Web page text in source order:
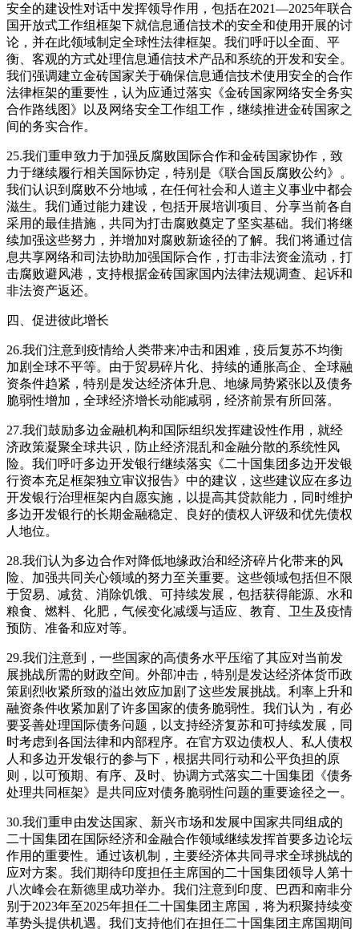
安全的建设性对话中发挥领导作用，包括在2021—2025年联合
国开放式工作组框架下就信息通信技术的安全和使用开展的讨
论，并在此领域制定全球性法律框架。我们呼吁以全面、平
衡、客观的方式处理信息通信技术产品和系统的开发和安全。
我们强调建立金砖国家关于确保信息通信技术使用安全的合作
法律框架的重要性，认为应通过落实《金砖国家网络安全务实
合作路线图》以及网络安全工作组工作，继续推进金砖国家之
间的务实合作。
25.我们重申致力于加强反腐败国际合作和金砖国家协作，致
力于继续履行相关国际协定，特别是《联合国反腐败公约》。
我们认识到腐败不分地域，在任何社会和人道主义事业中都会
滋生。我们通过能力建设，包括开展培训项目、分享当前各自
采用的最佳措施，共同为打击腐败奠定了坚实基础。我们将继
续加强这些努力，并增加对腐败新途径的了解。我们将通过信
息共享网络和司法协助加强国际合作，打击非法资金流动，打
击腐败避风港，支持根据金砖国家国内法律法规调查、起诉和
非法资产返还。
四、促进彼此增长
26.我们注意到疫情给人类带来冲击和困难，疫后复苏不均衡
加剧全球不平等。由于贸易碎片化、持续的通胀高企、全球融
资条件趋紧，特别是发达经济体升息、地缘局势紧张以及债务
脆弱性增加，全球经济增长动能减弱，经济前景有所回落。
27.我们鼓励多边金融机构和国际组织发挥建设性作用，就经
济政策凝聚全球共识，防止经济混乱和金融分散的系统性风
险。我们呼吁多边开发银行继续落实《二十国集团多边开发银
行资本充足框架独立审议报告》中的建议，这些建议应在多边
开发银行治理框架内自愿实施，以提高其贷款能力，同时维护
多边开发银行的长期金融稳定、良好的债权人评级和优先债权
人地位。
28.我们认为多边合作对降低地缘政治和经济碎片化带来的风
险、加强共同关心领域的努力至关重要。这些领域包括但不限
于贸易、减贫、消除饥饿、可持续发展，包括获得能源、水和
粮食、燃料、化肥，气候变化减缓与适应、教育、卫生及疫情
预防、准备和应对等。
29.我们注意到，一些国家的高债务水平压缩了其应对当前发
展挑战所需的财政空间。外部冲击，特别是发达经济体货币政
策剧烈收紧所致的溢出效应加剧了这些发展挑战。利率上升和
融资条件收紧加剧了许多国家的债务脆弱性。我们认为，有必
要妥善处理国际债务问题，以支持经济复苏和可持续发展，同
时考虑到各国法律和内部程序。在官方双边债权人、私人债权
人和多边开发银行的参与下，根据共同行动和公平负担的原
则，以可预期、有序、及时、协调方式落实二十国集团《债务
处理共同框架》是共同应对债务脆弱性问题的重要途径之一。
30.我们重申由发达国家、新兴市场和发展中国家共同组成的
二十国集团在国际经济和金融合作领域继续发挥首要多边论坛
作用的重要性。通过该机制，主要经济体共同寻求全球挑战的
应对方案。我们期待印度担任主席国的二十国集团领导人第十
八次峰会在新德里成功举办。我们注意到印度、巴西和南非分
别于2023年至2025年担任二十国集团主席国，将为积聚持续变
革势头提供机遇。我们支持他们在担任二十国集团主席国期间